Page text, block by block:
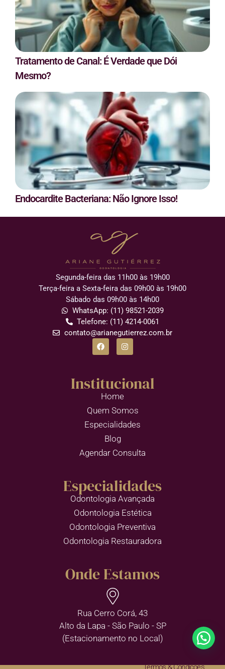
Tratamento de Canal: É Verdade que Dói
Mesmo?
Endocardite Bacteriana: Não Ignore Isso!
Segunda-feira das 11h00 às 19h00
Terça-feira a Sexta-feira das 09h00 às 19h00
Sábado das 09h00 às 14h00
WhatsApp: (11) 98521-2039
Telefone: (11) 4214-0061
contato@arianegutierrez.com.br
Institucional
Home
Quem Somos
Especialidades
Blog
Agendar Consulta
Especialidades
Odontologia Avançada
Odontologia Estética
Odontologia Preventiva
Odontologia Restauradora
Onde Estamos
Rua Cerro Corá, 43
Alto da Lapa - São Paulo - SP
(Estacionamento no Local)
Termos & Condições